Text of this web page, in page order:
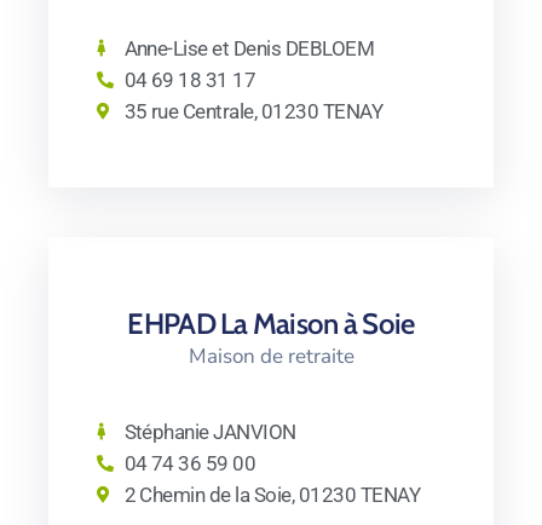
Anne-Lise et Denis DEBLOEM
04 69 18 31 17
35 rue Centrale, 01230 TENAY
EHPAD La Maison à Soie
Maison de retraite
Stéphanie JANVION
04 74 36 59 00
2 Chemin de la Soie, 01230 TENAY